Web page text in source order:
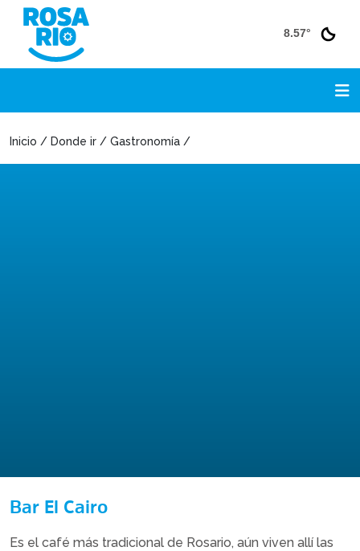
8.57°
Inicio / Donde ir / Gastronomía /
Bar El Cairo
Es el café más tradicional de Rosario, aún viven allí las